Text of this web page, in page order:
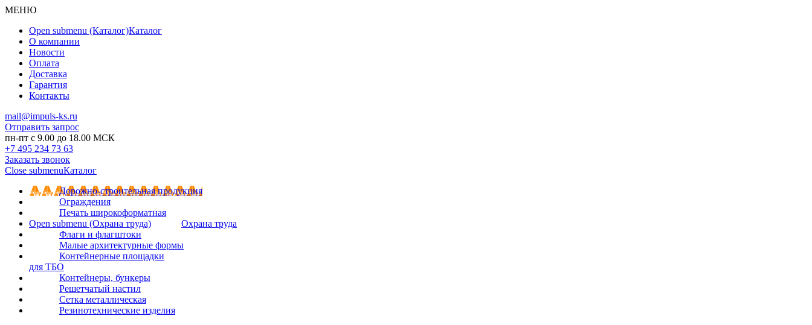
МЕНЮ
Open submenu (Каталог)Каталог
О компании
Новости
Оплата
Доставка
Гарантия
Контакты
mail@impuls-ks.ru
Отправить запрос
пн-пт с 9.00 до 18.00 МСК
+7 495 234 73 63
Заказать звонок
Close submenuКаталог
Дорожно-строительная продукция
Ограждения
Печать широкоформатная
Open submenu (Охрана труда)
Охрана труда
Флаги и флагштоки
Малые архитектурные формы
Контейнерные площадки
для ТБО
Контейнеры, бункеры
Решетчатый настил
Сетка металлическая
Резинотехнические изделия